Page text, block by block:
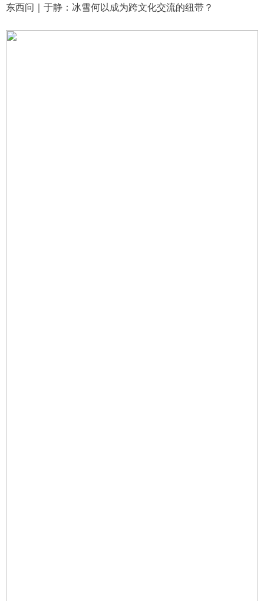
东西问｜于静：冰雪何以成为跨文化交流的纽带？